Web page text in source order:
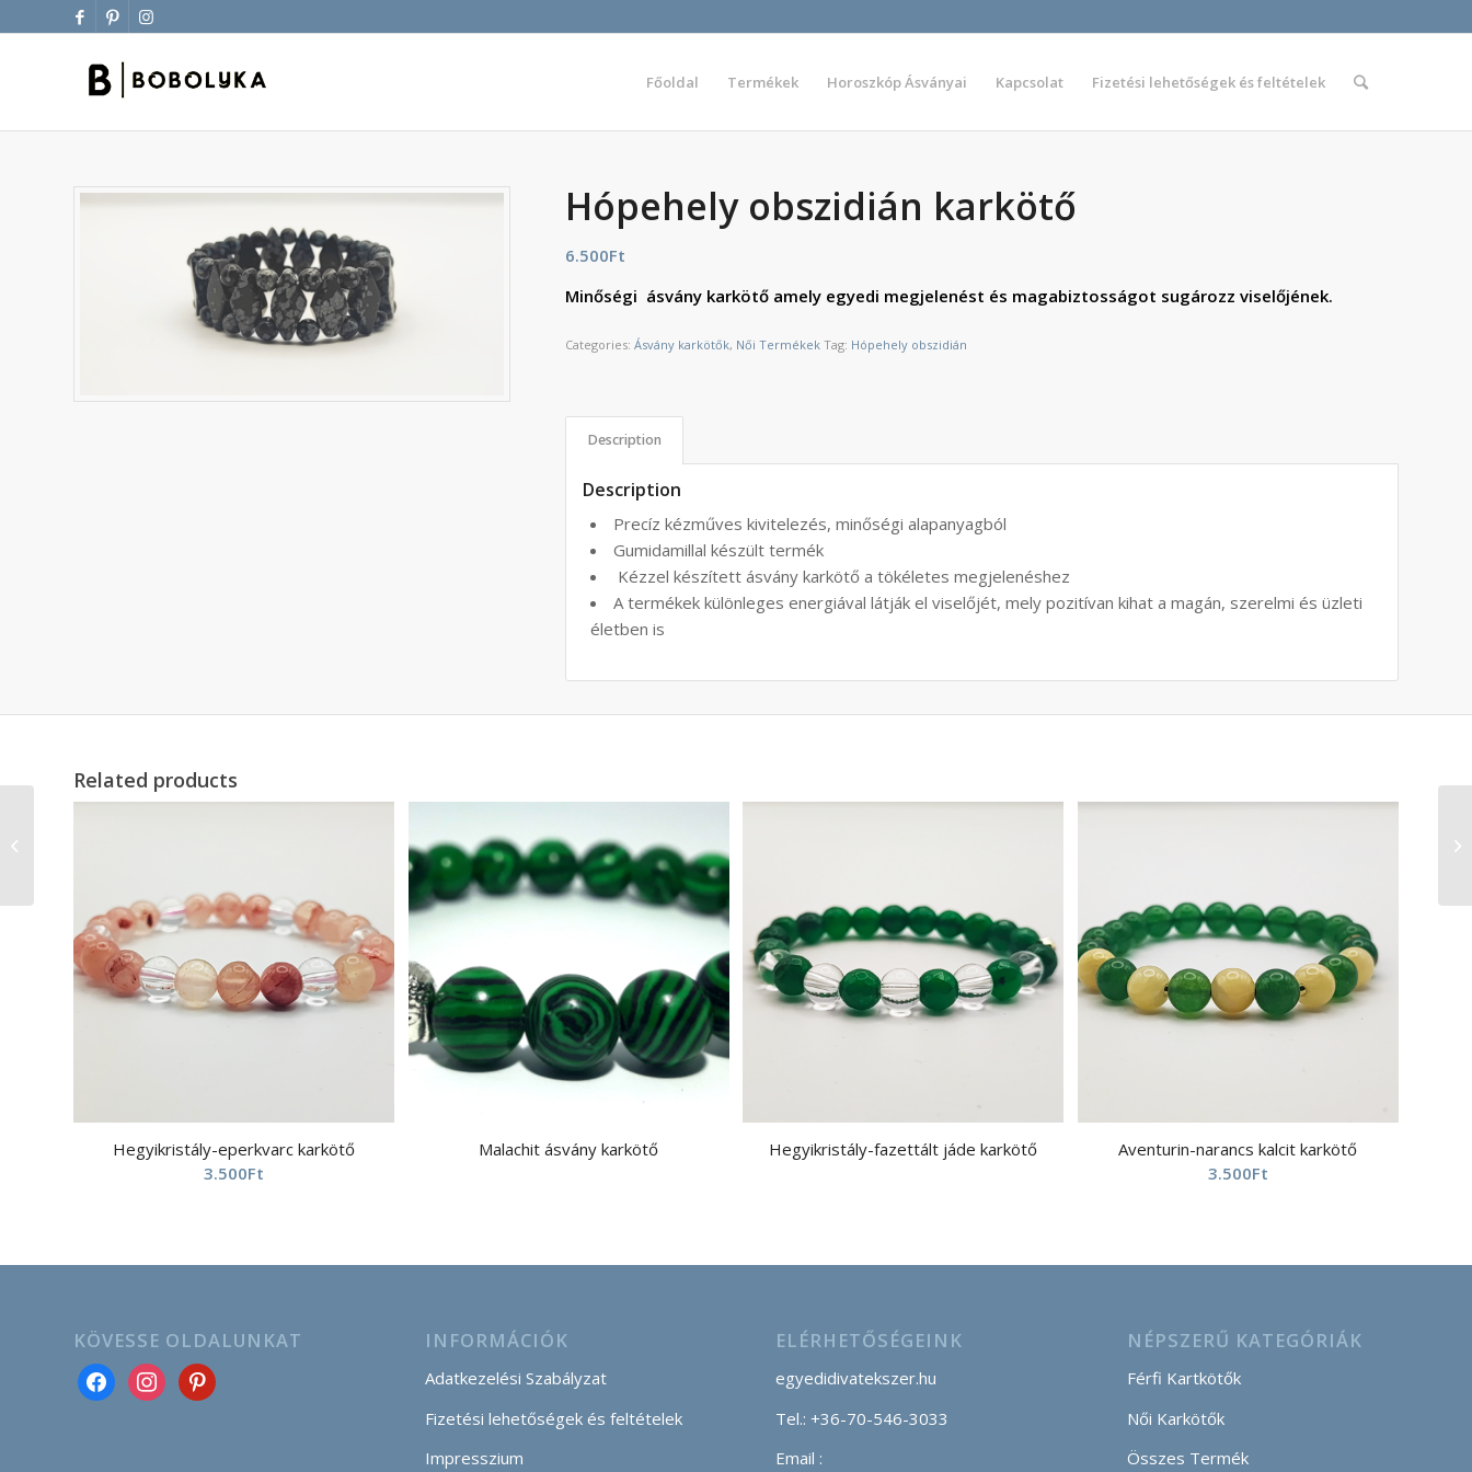
Főoldal Termékek Horoszkóp Ásványai Kapcsolat Fizetési lehetőségek és feltételek
Hópehely obszidián karkötő
6.500Ft
Minőségi ásvány karkötő amely egyedi megjelenést és magabiztosságot sugározz viselőjének.
Categories:Ásvány karkötők, Női Termékek Tag: Hópehely obszidián
Description
Description
Precíz kézműves kivitelezés, minőségi alapanyagból
Gumidamillal készült termék
Kézzel készített ásvány karkötő a tökéletes megjelenéshez
A termékek különleges energiával látják el viselőjét, mely pozitívan kihat a magán, szerelmi és üzleti
életben is
Related products
Hegyikristály-eperkvarc karkötő
3.500Ft
Malachit ásvány karkötő Hegyikristály-fazettált jáde karkötő
Aventurin-narancs kalcit karkötő
3.500Ft
KÖVESSE OLDALUNKAT INFORMÁCIÓK
Adatkezelési Szabályzat
Fizetési lehetőségek és feltételek
Impresszium
ELÉRHETŐSÉGEINK
egyedidivatekszer.hu
Tel.: +36-70-546-3033
Email :
NÉPSZERŰ KATEGÓRIÁK
Férfi Kartkötők
Női Karkötők
Összes Termék